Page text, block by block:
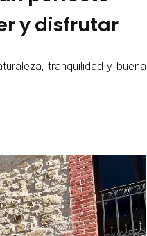
y disfrutar
tranquilidad y buena